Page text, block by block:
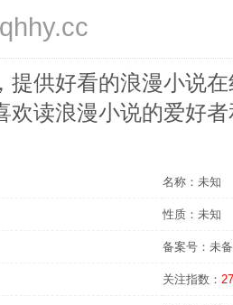
提供好看的浪漫小说
欢读浪漫小说的爱好
名称：未知
性质：未知
备案号：未
关注指数：